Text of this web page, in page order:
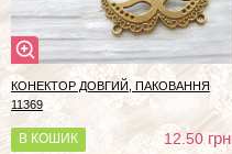
КОНЕКТОР ДОВГИЙ, ПАКОВАННЯ
11369
В КОШИК 12.50грн